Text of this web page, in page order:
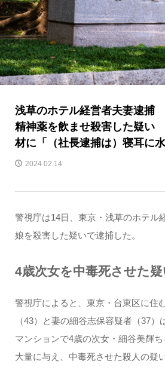
浅草のホテル経営者夫妻逮捕
精神薬を飲ませ殺害した疑い
材に「（社長逮捕は）寝耳に水
2024.02.14
警視庁は14日、東京・浅草のホテル
娘を殺害した疑いで逮捕した。
4歳次女を中毒死させた疑
警視庁によると、東京・台東区に住
（43）と妻の細谷志保容疑者（37）
マンションで4歳の次女・細谷美輝
大量に与え、中毒死させた殺人の疑